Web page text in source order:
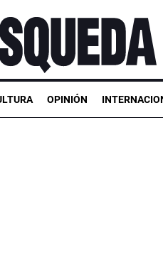
OPINIÓN